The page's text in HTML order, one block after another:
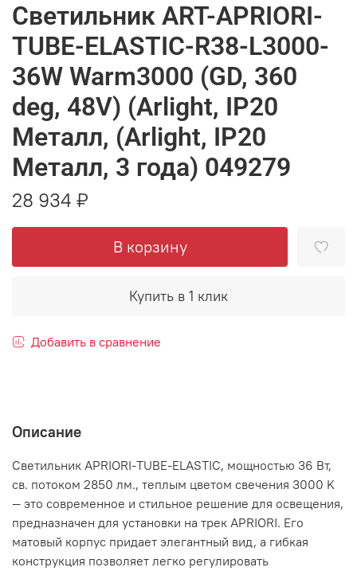
Светильник ART-APRIORI-
TUBE-ELASTIC-R38-L3000-
36W Warm3000 (GD, 360
deg, 48V) (Arlight, IP20
Металл, (Arlight, IP20
Металл, 3 года) 049279
28 934 ₽
В корзину
Купить в 1 клик
Добавить в сравнение
Описание
Светильник APRIORI-TUBE-ELASTIC, мощностью 36 Вт,
св. потоком 2850 лм., теплым цветом свечения 3000 K
— это современное и стильное решение для освещения,
предназначен для установки на трек APRIORI. Его
матовый корпус придает элегантный вид, а гибкая
конструкция позволяет легко регулировать